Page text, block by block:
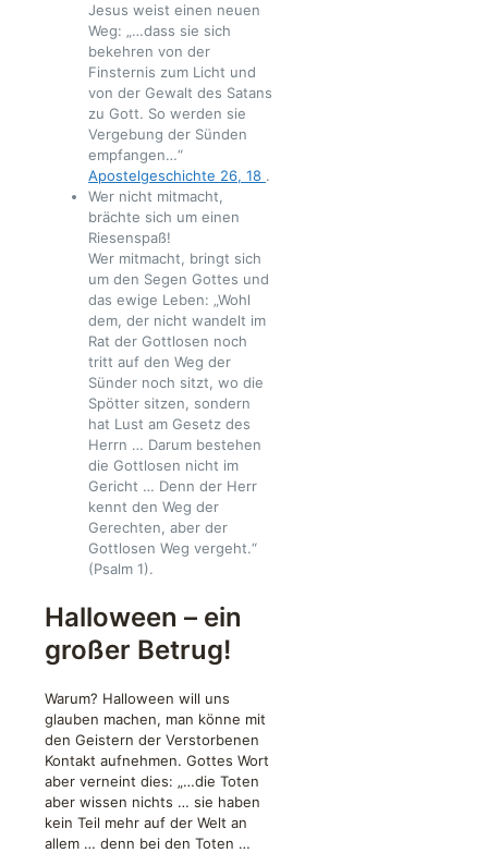
Jesus weist einen neuen
Weg: „…dass sie sich
bekehren von der
Finsternis zum Licht und
von der Gewalt des Satans
zu Gott. So werden sie
Vergebung der Sünden
empfangen…“
Apostelgeschichte 26, 18 .
Wer nicht mitmacht,
brächte sich um einen
Riesenspaß!
Wer mitmacht, bringt sich
um den Segen Gottes und
das ewige Leben: „Wohl
dem, der nicht wandelt im
Rat der Gottlosen noch
tritt auf den Weg der
Sünder noch sitzt, wo die
Spötter sitzen, sondern
hat Lust am Gesetz des
Herrn … Darum bestehen
die Gottlosen nicht im
Gericht … Denn der Herr
kennt den Weg der
Gerechten, aber der
Gottlosen Weg vergeht.“
(Psalm 1).
Halloween – ein
großer Betrug!
Warum? Halloween will uns
glauben machen, man könne mit
den Geistern der Verstorbenen
Kontakt aufnehmen. Gottes Wort
aber verneint dies: „…die Toten
aber wissen nichts … sie haben
kein Teil mehr auf der Welt an
allem … denn bei den Toten …